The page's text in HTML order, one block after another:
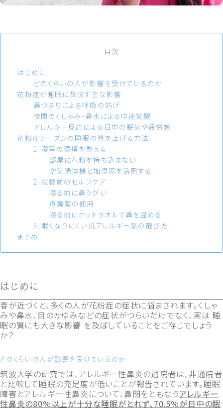
目次
はじめに
どのくらいの人が影響を受けているのか
花粉症が睡眠に及ぼす主な影響
鼻づまりによる呼吸の妨げ
夜間のくしゃみ・鼻水による中途覚醒
アレルギー反応による日中の眠気や疲労感
花粉症シーズンの睡眠の質を上げる方法
1. 寝室の環境を整える
部屋に花粉を持ち込まない
空気清浄機と加湿器を活用する
2. 就寝前のセルフケア
寝る前に鼻うがい
点鼻薬の使用
寝る前にホットタオルで鼻を温める
3．眠くなりにくい抗アレルギー薬の選び方
まとめ
はじめに
春が近づくと、多くの人が花粉症の症状に悩まされます。くしゃ
みや鼻水、目のかゆみなどの症状がつらいだけでなく、実は 睡
眠の質にも大きな影響 を及ぼしていることをご存じでしょう
か？
どのくらいの人が影響を受けているのか
筑波大学の研究では、アレルギー性鼻炎の通院者は、非通院者
と比較して睡眠の充足度が低いことが報告されています。睡眠
障害とアレルギー性鼻炎について、鼻閉をともなうアレルギー
性鼻炎の80％以上が十分な睡眠がとれず、70.5％が日中の眠